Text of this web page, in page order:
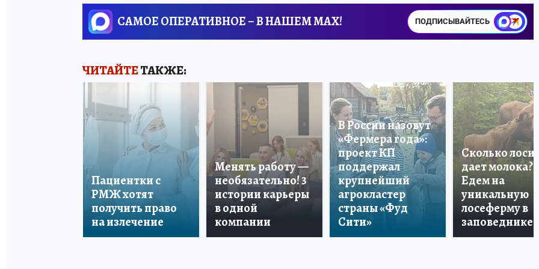
САМОЕ ОПЕРАТИВНОЕ – В НАШЕМ MAX! ПОДПИСЫВАЙТЕСЬ
ЧИТАЙТЕТАКЖЕ:
Пациентки с
РМЖ хотят
получить право
на излечение
Менять работу —
необязательно! 3
истории карьеры
в одной
компании
В России назовут
«Фермера года»:
проект КП
поддержал
крупнейший
агрокластер
страны «Фуд
Сити»
Сколько лосиха
дает молока?
Едем на
уникальную
лосеферму в
заповеднике!